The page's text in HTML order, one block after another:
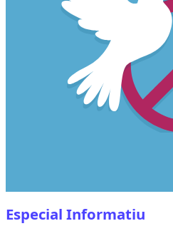
Especial Informatiu